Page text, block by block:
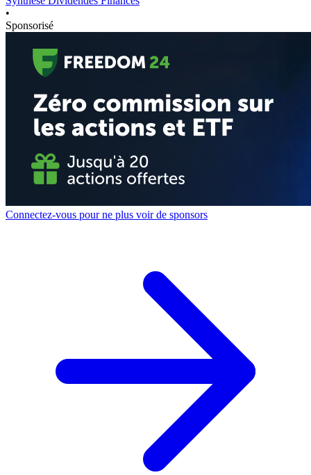
•
Sponsorisé
Connectez-vous pour ne plus voir de sponsors